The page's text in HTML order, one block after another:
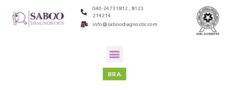
040-24731812 , 8123
214214
info@saboodiagnostic.com
BRA